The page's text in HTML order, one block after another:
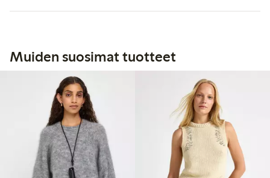
Muiden suosimat tuotteet